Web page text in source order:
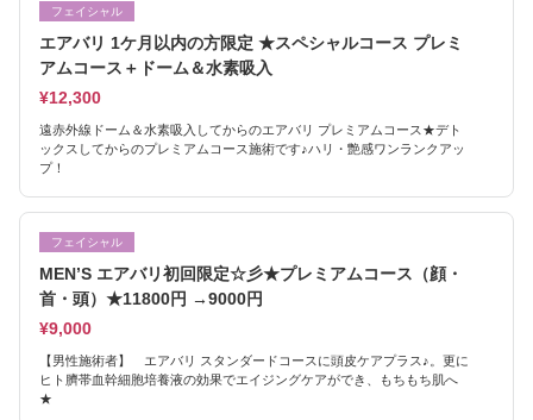
フェイシャル
エアバリ 1ケ月以内の方限定 ★スペシャルコース プレミ
アムコース＋ドーム＆水素吸入
¥12,300
遠赤外線ドーム＆水素吸入してからのエアバリ プレミアムコース★デト
ックスしてからのプレミアムコース施術です♪ハリ・艶感ワンランクアッ
プ！
フェイシャル
MEN’S エアバリ初回限定☆彡★プレミアムコース（顔・
首・頭）★11800円 →9000円
¥9,000
【男性施術者】 エアバリ スタンダードコースに頭皮ケアプラス♪。更に
ヒト臍帯血幹細胞培養液の効果でエイジングケアができ、もちもち肌へ
★